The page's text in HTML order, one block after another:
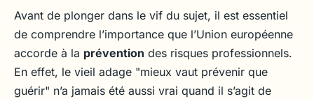
Avant de plonger dans le vif du sujet, il est essentiel
de comprendre l’importance que l’Union européenne
accorde à la prévention des risques professionnels.
En effet, le vieil adage "mieux vaut prévenir que
guérir" n’a jamais été aussi vrai quand il s’agit de